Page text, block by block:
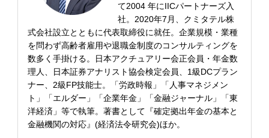
て2004 年にIICパートナーズ入
社。2020年7月、クミタテル株
式会社設立とともに代表取締役に就任。企業規模・業種
を問わず高齢者雇用や退職金制度のコンサルティングを
数多く手掛ける。日本アクチュアリー会正会員・年金数
理人、日本証券アナリスト協会検定会員、1級DCプラン
ナー、2級FP技能士。「労政時報」「人事マネジメン
ト」「エルダー」「企業年金」「金融ジャーナル」「東
洋経済」等で執筆。著書として『確定拠出年金の基本と
金融機関の対応』(経済法令研究会)ほか。